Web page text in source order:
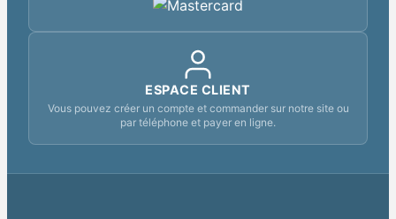
ESPACE CLIENT
Vous pouvez créer un compte et commander sur notre site ou
par téléphone et payer en ligne.